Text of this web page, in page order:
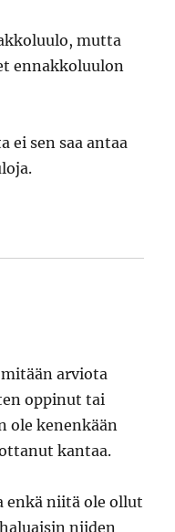
mutta
ennakkoluulon
ei sen saa antaa
arviota
oppinut tai
ole kenenkään
kantaa.
enkä niitä ole ollut
niiden